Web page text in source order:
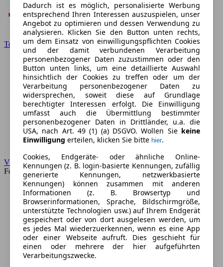
Toyota
VW
Forum
Dadurch ist es möglich, personalisierte Werbung
entsprechend Ihren Interessen auszuspielen, unser
Angebot zu optimieren und dessen Verwendung zu
analysieren. Klicken Sie den Button unten rechts,
um dem Einsatz von einwilligungspflichten Cookies
und der damit verbundenen Verarbeitung
personenbezogener Daten zuzustimmen oder den
Button unten links, um eine detaillierte Auswahl
hinsichtlich der Cookies zu treffen oder um der
Verarbeitung personenbezogener Daten zu
widersprechen, soweit diese auf Grundlage
berechtigter Interessen erfolgt. Die Einwilligung
umfasst auch die Übermittlung bestimmter
personenbezogener Daten in Drittländer, u.a. die
USA, nach Art. 49 (1) (a) DSGVO. Wollen Sie keine
Einwilligung erteilen, klicken Sie bitte hier.
Cookies, Endgeräte- oder ähnliche Online-
Kennungen (z. B. login-basierte Kennungen, zufällig
generierte Kennungen, netzwerkbasierte
Kennungen) können zusammen mit anderen
Informationen (z. B. Browsertyp und
Browserinformationen, Sprache, Bildschirmgröße,
unterstützte Technologien usw.) auf Ihrem Endgerät
gespeichert oder von dort ausgelesen werden, um
es jedes Mal wiederzuerkennen, wenn es eine App
oder einer Webseite aufruft. Dies geschieht für
einen oder mehrere der hier aufgeführten
Verarbeitungszwecke.